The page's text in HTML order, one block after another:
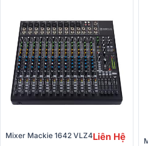
Mixer Mackie 1642 VLZ4Liên Hệ